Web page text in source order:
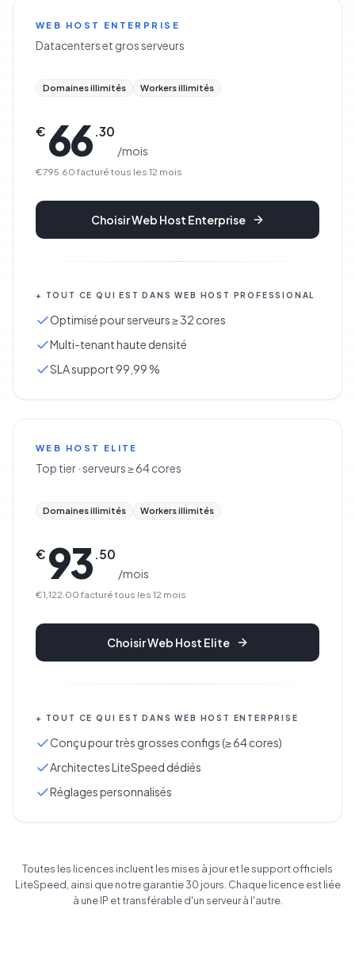
WEB HOST ENTERPRISE
Datacenters et gros serveurs
Domaines illimités Workers illimités
€ 66.30
/mois
€795.60 facturé tous les 12 mois
ChoisirWeb Host Enterprise
+ TOUT CE QUI EST DANS WEB HOST PROFESSIONAL
Optimisé pour serveurs ≥ 32 cores
Multi-tenant haute densité
SLA support 99,99 %
WEB HOST ELITE
Top tier · serveurs ≥ 64 cores
Domaines illimités Workers illimités
€ 93.50
/mois
€1,122.00 facturé tous les 12 mois
ChoisirWeb Host Elite
+ TOUT CE QUI EST DANS WEB HOST ENTERPRISE
Conçu pour très grosses configs (≥ 64 cores)
Architectes LiteSpeed dédiés
Réglages personnalisés
Toutes les licences incluent les mises à jour et le support officiels
LiteSpeed, ainsi que notre garantie 30 jours. Chaque licence est liée
à une IP et transférable d'un serveur à l'autre.